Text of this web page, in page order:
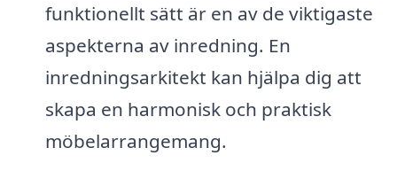
funktionellt sätt är en av de viktigaste
aspekterna av inredning. En
inredningsarkitekt kan hjälpa dig att
skapa en harmonisk och praktisk
möbelarrangemang.